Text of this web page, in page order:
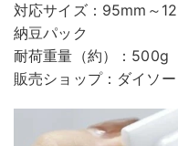
対応サイズ：95mm～
納豆パック
耐荷重量（約）：500g
販売ショップ：ダイソー